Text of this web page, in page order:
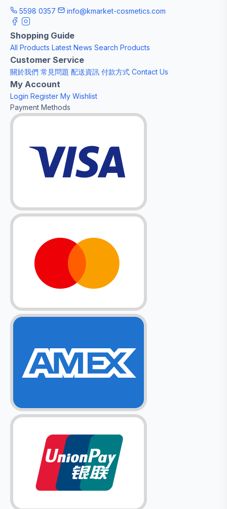
5598 0357 info@kmarket-cosmetics.com
Shopping Guide
All Products Latest News Search Products
Customer Service
關於我們 常見問題 配送資訊 付款方式 Contact Us
My Account
Login Register My Wishlist
Payment Methods